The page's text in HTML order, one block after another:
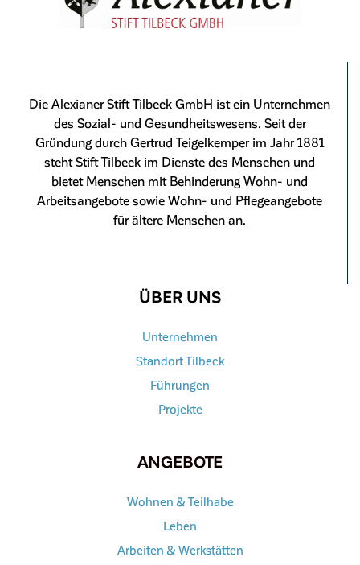
Die Alexianer Stift Tilbeck GmbH ist ein Unternehmen
des Sozial- und Gesundheitswesens. Seit der
Gründung durch Gertrud Teigelkemper im Jahr 1881
steht Stift Tilbeck im Dienste des Menschen und
bietet Menschen mit Behinderung Wohn- und
Arbeitsangebote sowie Wohn- und Pflegeangebote
für ältere Menschen an.
ÜBER UNS
Unternehmen
Standort Tilbeck
Führungen
Projekte
ANGEBOTE
Wohnen & Teilhabe
Leben
Arbeiten & Werkstätten